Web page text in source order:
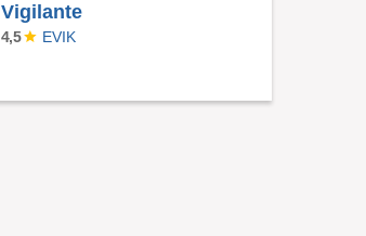
Vigilante
4,5 EVIK